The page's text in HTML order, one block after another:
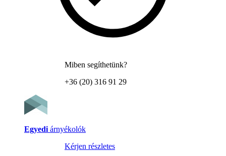
Miben segíthetünk?
+36 (20) 316 91 29
Egyedi árnyékolók
Kérjen részletes